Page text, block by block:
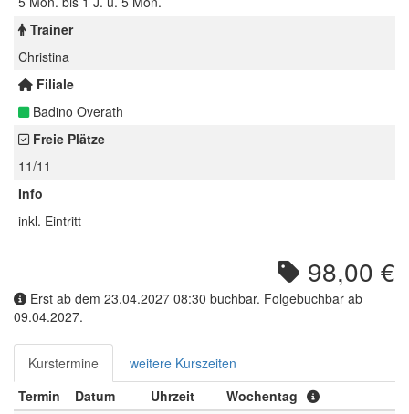
Trainer
Christina
Filiale
Badino Overath
Freie Plätze
11/11
Info
inkl. Eintritt
98,00 €
Erst ab dem 23.04.2027 08:30 buchbar. Folgebuchbar ab
09.04.2027.
Kurstermine
weitere Kurszeiten
Termin
Datum Uhrzeit
Wochentag